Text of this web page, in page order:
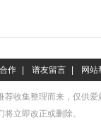
作 谱友留言 网站
收集整理而来，仅供
立即改正或删除。